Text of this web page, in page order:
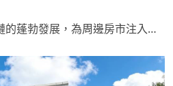
蓬勃發展，為周邊房市注入強
幅，部分園區周邊房價更高於行
頂埔科技園區三年房價上漲